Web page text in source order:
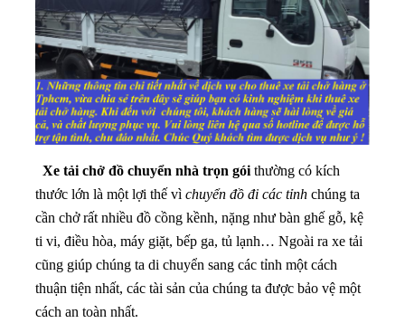
Xe tải chở đồ chuyển nhà trọn gói thường có kích
thước lớn là một lợi thế vì chuyển đồ đi các tỉnh chúng ta
cần chở rất nhiều đồ cồng kềnh, nặng như bàn ghế gỗ, kệ
ti vi, điều hòa, máy giặt, bếp ga, tủ lạnh… Ngoài ra xe tải
cũng giúp chúng ta di chuyển sang các tỉnh một cách
thuận tiện nhất, các tài sản của chúng ta được bảo vệ một
cách an toàn nhất.